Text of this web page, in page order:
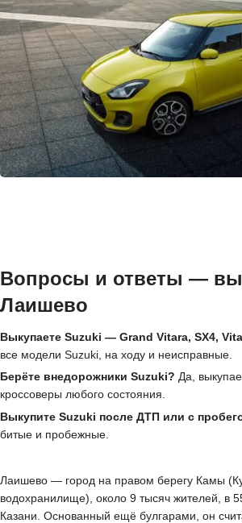
Вопросы и ответы —
Лаишево
Выкупаете Suzuki — Grand Vitara, SX4,
все модели Suzuki, на ходу и неисправные.
Берёте внедорожники Suzuki? Да,
кроссоверы любого состояния.
Выкупите Suzuki после ДТП или с
битые и пробежные.
Лаишево — город на правом берегу Камы
водохранилище), около 9 тысяч жителей, в
Казани. Основанный ещё булгарами, он